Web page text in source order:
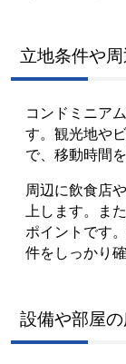
立地条件や
コンドミニア
す。観光地や
で、移動時間
周辺に飲食店
上します。ま
ポイントです
件をしっかり
設備や部屋の